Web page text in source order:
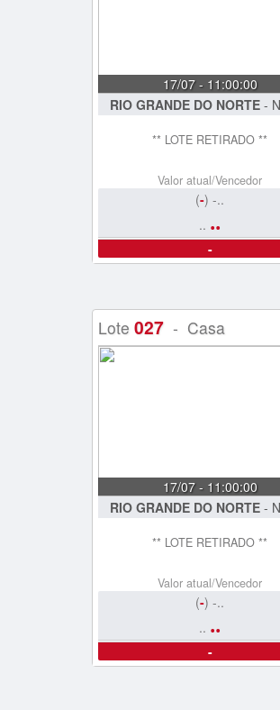
17/07 - 11:00:00
RIO GRANDE DO NORTE-
** LOTE RETIRADO **
Valor atual/Vencedor
(-) -..
.. ..
-
Lote 027 - Casa
17/07 - 11:00:00
RIO GRANDE DO NORTE-
** LOTE RETIRADO **
Valor atual/Vencedor
(-) -..
.. ..
-